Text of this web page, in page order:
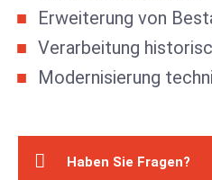
Erweiterung von
Verarbeitung
Modernisierung
Haben Sie Fragen?